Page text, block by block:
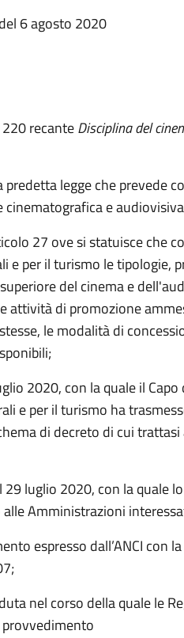
agosto 2020
recanteDisciplina del
predetta legge che prevede
e
27 ove si statuisce che
e per il turismo le tipologie,
del cinema e
attività di promozione
le modalità di
2020, con la quale il
e per il turismo ha
di decreto di cui
luglio 2020, con la quale
Amministrazioni
espresso dall’ANCI con
nel corso della quale le
provvedimento